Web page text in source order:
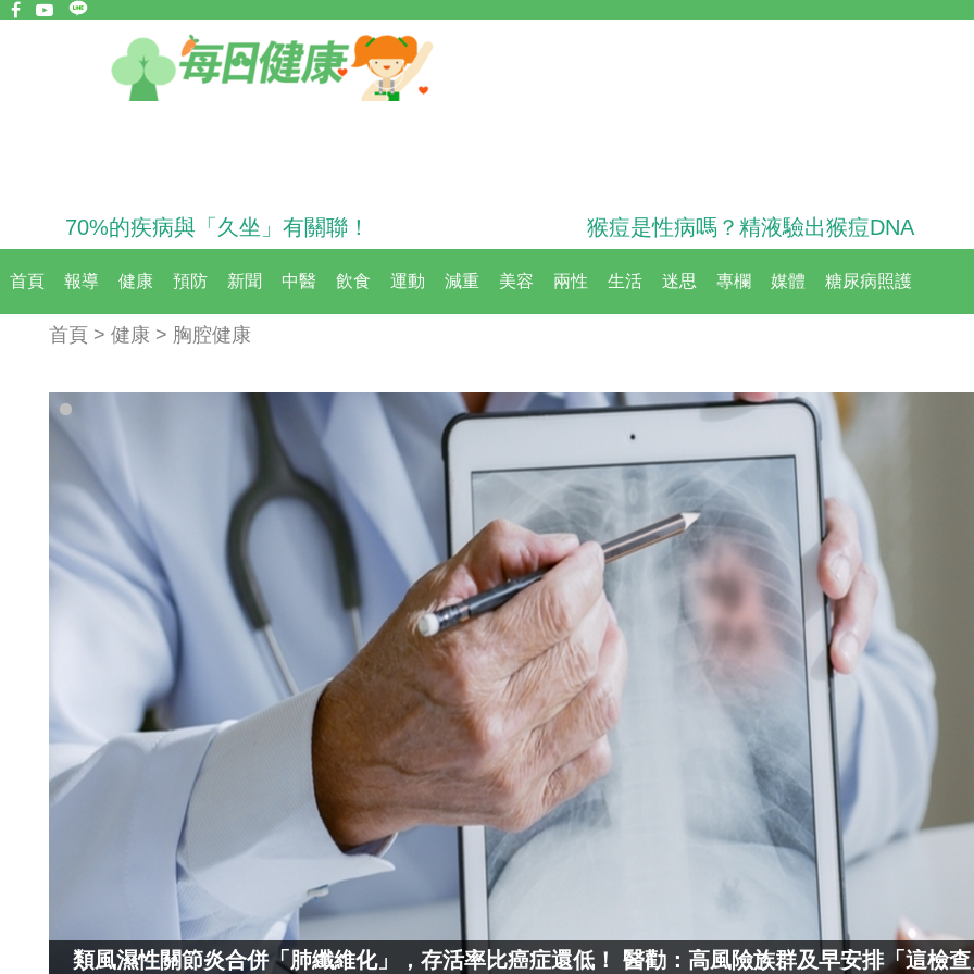
70%的疾病與「久坐」有關聯！ 猴痘是性病嗎？精液驗出猴痘DNA
首頁 報導 健康 預防 新聞 中醫 飲食 運動 減重 美容 兩性 生活 迷思 專欄 媒體 糖尿病照護
首頁 > 健康 > 胸腔健康
類風濕性關節炎合併「肺纖維化」，存活率比癌症還低！ 醫勸：高風險族群及早安排「這檢